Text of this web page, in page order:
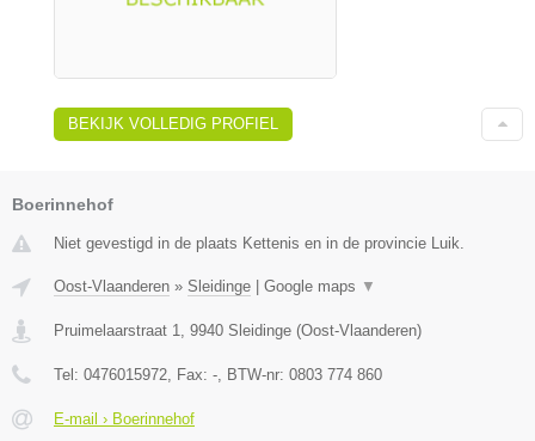
BEKIJK VOLLEDIG PROFIEL
Boerinnehof
Niet gevestigd in de plaats Kettenis en in de provincie Luik.
Oost-Vlaanderen » Sleidinge Google maps ▼
Pruimelaarstraat 1 9940 Sleidinge (Oost-Vlaanderen)
Tel: 0476015972 , Fax: - , BTW-nr: 0803 774 860
E-mail › Boerinnehof